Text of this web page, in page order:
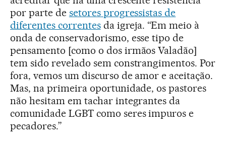
por parte de setores progressistas de
diferentes correntesda igreja. “Em meio à
onda de conservadorismo, esse tipo de
pensamento [como o dos irmãos Valadão]
tem sido revelado sem constrangimentos. Por
fora, vemos um discurso de amor e aceitação.
Mas, na primeira oportunidade, os pastores
não hesitam em tachar integrantes da
comunidade LGBT como seres impuros e
pecadores.”